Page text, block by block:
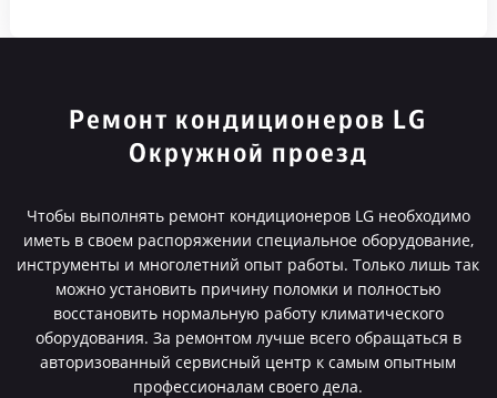
Ремонт кондиционеров LG
Окружной проезд
Чтобы выполнять ремонт кондиционеров LG необходимо
иметь в своем распоряжении специальное оборудование,
инструменты и многолетний опыт работы. Только лишь так
можно установить причину поломки и полностью
восстановить нормальную работу климатического
оборудования. За ремонтом лучше всего обращаться в
авторизованный сервисный центр к самым опытным
профессионалам своего дела.